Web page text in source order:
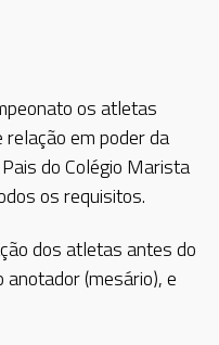
os atletas
em poder da
do Colégio Marista
os requisitos.
dos atletas antes do
anotador (mesário), e